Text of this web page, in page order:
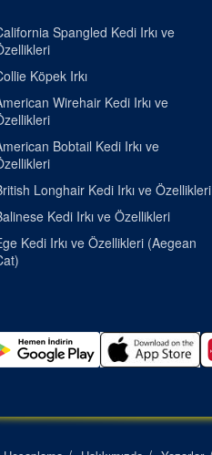
Spangled Kedi Irkı ve
Köpek Irkı
Wirehair Kedi Irkı ve
Bobtail Kedi Irkı ve
Longhair Kedi Irkı ve Özellikleri
Kedi Irkı ve Özellikleri
Kedi Irkı ve Özellikleri (Aegean